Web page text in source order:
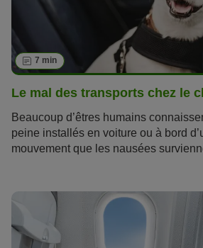
7 min
Le mal des transports chez le
Beaucoup d’êtres humains
peine installés en voiture ou à bord
mouvement que les nausées
article vous livre toutes les
des transports chez le chien.